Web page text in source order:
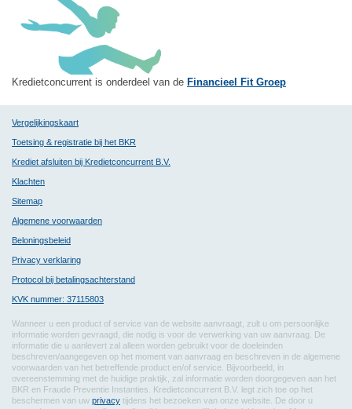
Kredietconcurrent is onderdeel van de Financieel Fit Groep
Vergelijkingskaart
Toetsing & registratie bij het BKR
Krediet afsluiten bij Kredietconcurrent B.V.
Klachten
Sitemap
Algemene voorwaarden
Beloningsbeleid
Privacy verklaring
Protocol bij betalingsachterstand
KVK nummer: 37115803
Wanneer u een product of service van de website aanvraagt, zult u om persoonlijke
informatie worden gevraagd, die nodig is voor de verwerking van uw aanvraag. De
informatie die u aanlevert zal alleen worden gebruikt voor de doeleinden
beschreven/aangegeven op het moment van aanvraag en beschreven in de algemene
voorwaarden van het betreffende product en/of service. Bijvoorbeeld, in
overeenstemming met de huidige praktijk, zal informatie worden doorgegeven aan het
BKR en Fraude Preventie Instanties. Kredietconcurrent B.V. legt zich toe op het
beschermen van uw privacy tijdens het bezoeken van onze website. De door u